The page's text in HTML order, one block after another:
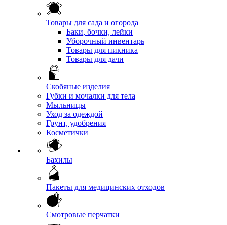
Товары для сада и огорода
Баки, бочки, лейки
Уборочный инвентарь
Товары для пикника
Товары для дачи
Скобяные изделия
Губки и мочалки для тела
Мыльницы
Уход за одеждой
Грунт, удобрения
Косметички
Бахилы
Пакеты для медицинских отходов
Смотровые перчатки